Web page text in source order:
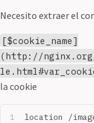
Necesito extraer el
[$cookie_name]
(http://nginx.org/
la cookie
location /